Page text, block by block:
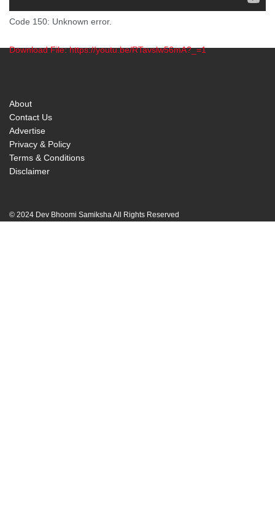
Code 150: Unknown error.
Download File: https://youtu.be/RTavslw56mA?_=1
About
Contact Us
Advertise
Privacy & Policy
Terms & Conditions
Disclaimer
© 2024 Dev Bhoomi Samiksha All Rights Reserved